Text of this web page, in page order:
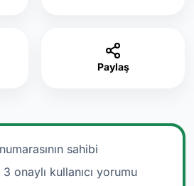
Paylaş
numarasının sahibi
onaylı kullanıcı yorumu